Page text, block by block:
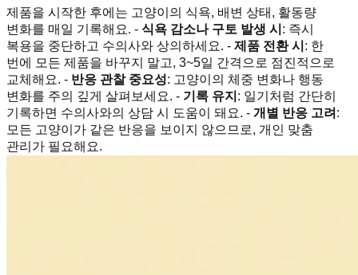
제품을 시작한 후에는 고양이의 식욕, 배변 상태, 활동량
변화를 매일 기록해요. - 식욕 감소나 구토 발생 시 : 즉시
복용을 중단하고 수의사와 상의하세요. - 제품 전환 시 : 한
번에 모든 제품을 바꾸지 말고, 3~5일 간격으로 점진적으로
교체해요. - 반응 관찰 중요성: 고양이의 체중 변화나 행동
변화를 주의 깊게 살펴보세요. - 기록 유지 : 일기처럼 간단히
기록하면 수의사와의 상담 시 도움이 돼요. - 개별 반응 고려 :
모든 고양이가 같은 반응을 보이지 않으므로, 개인 맞춤
관리가 필요해요.